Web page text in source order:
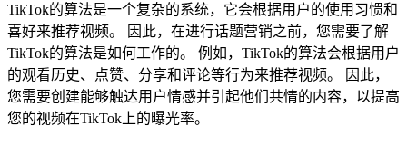
TikTok的算法是一个复杂的系统，它会根据用户的使用习惯和
喜好来推荐视频。 因此，在进行话题营销之前，您需要了解
TikTok的算法是如何工作的。 例如，TikTok的算法会根据用户
的观看历史、点赞、分享和评论等行为来推荐视频。 因此，
您需要创建能够触达用户情感并引起他们共情的内容，以提高
您的视频在TikTok上的曝光率。